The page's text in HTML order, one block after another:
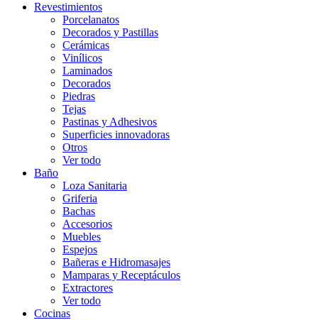
Revestimientos
Porcelanatos
Decorados y Pastillas
Cerámicas
Vinílicos
Laminados
Decorados
Piedras
Tejas
Pastinas y Adhesivos
Superficies innovadoras
Otros
Ver todo
Baño
Loza Sanitaria
Griferia
Bachas
Accesorios
Muebles
Espejos
Bañeras e Hidromasajes
Mamparas y Receptáculos
Extractores
Ver todo
Cocinas